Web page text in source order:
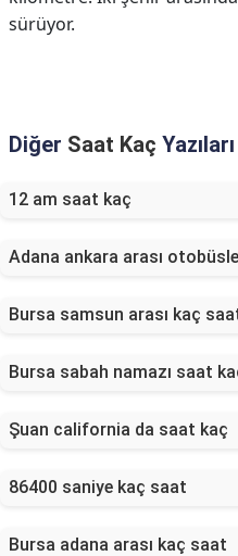
sürüyor.
Diğer Saat Kaç Yazıları
12 am saat kaç
Adana ankara arası
Bursa samsun arası kaç
Bursa sabah namazı saat
Şuan california da saat kaç
86400 saniye kaç saat
Bursa adana arası kaç saat